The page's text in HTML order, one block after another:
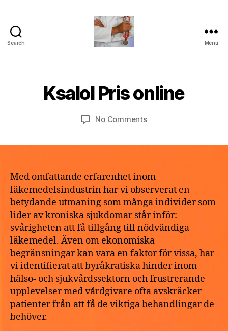
Search Menu
Categories
O
Z
E
D
Ksalol Pris online
p
t
y
2
2
2
No Commentson
Med omfattande erfarenhet inom
läkemedelsindustrin har vi observerat en
betydande utmaning som många individer som
lider av kroniska sjukdomar står inför:
svårigheten att få tillgång till nödvändiga
läkemedel. Även om ekonomiska
begränsningar kan vara en faktor för vissa, har
vi identifierat att byråkratiska hinder inom
hälso- och sjukvårdssektorn och frustrerande
upplevelser med vårdgivare ofta avskräcker
patienter från att få de viktiga behandlingar de
behöver.